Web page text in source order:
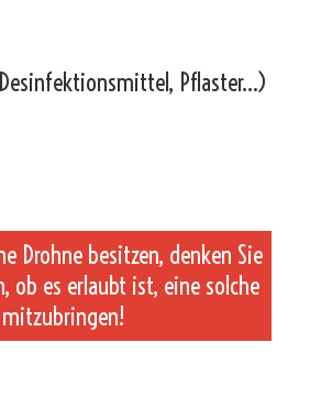
Pflaster…)
Drohne besitzen, denken Sie
ob es erlaubt ist, eine solche
mitzubringen!